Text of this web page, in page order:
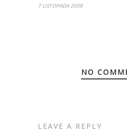
7 LISTOPADA 2008
NO
LEAVE A REPLY